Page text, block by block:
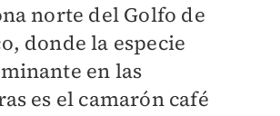
norte del Golfo de
donde la especie
en las
es el camarón café